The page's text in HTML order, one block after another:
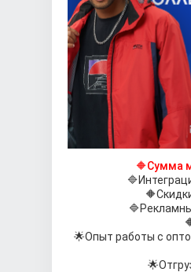
🔶Сумма
🔷
🔶
🔷
🌟Опыт работы с
🌟